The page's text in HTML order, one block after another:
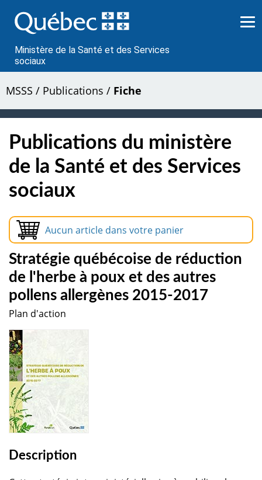
au
contenu
Ministère de la Santé et des Services
sociaux
MSSS / Publications / Fiche
Publications du ministère
de la Santé et des Services
sociaux
Aucun article dans votre panier
Stratégie québécoise de réduction
de l'herbe à poux et des autres
pollens allergènes 2015-2017
Plan d'action
Description